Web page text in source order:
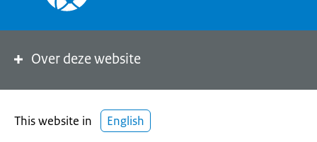
Over deze website
This website in English